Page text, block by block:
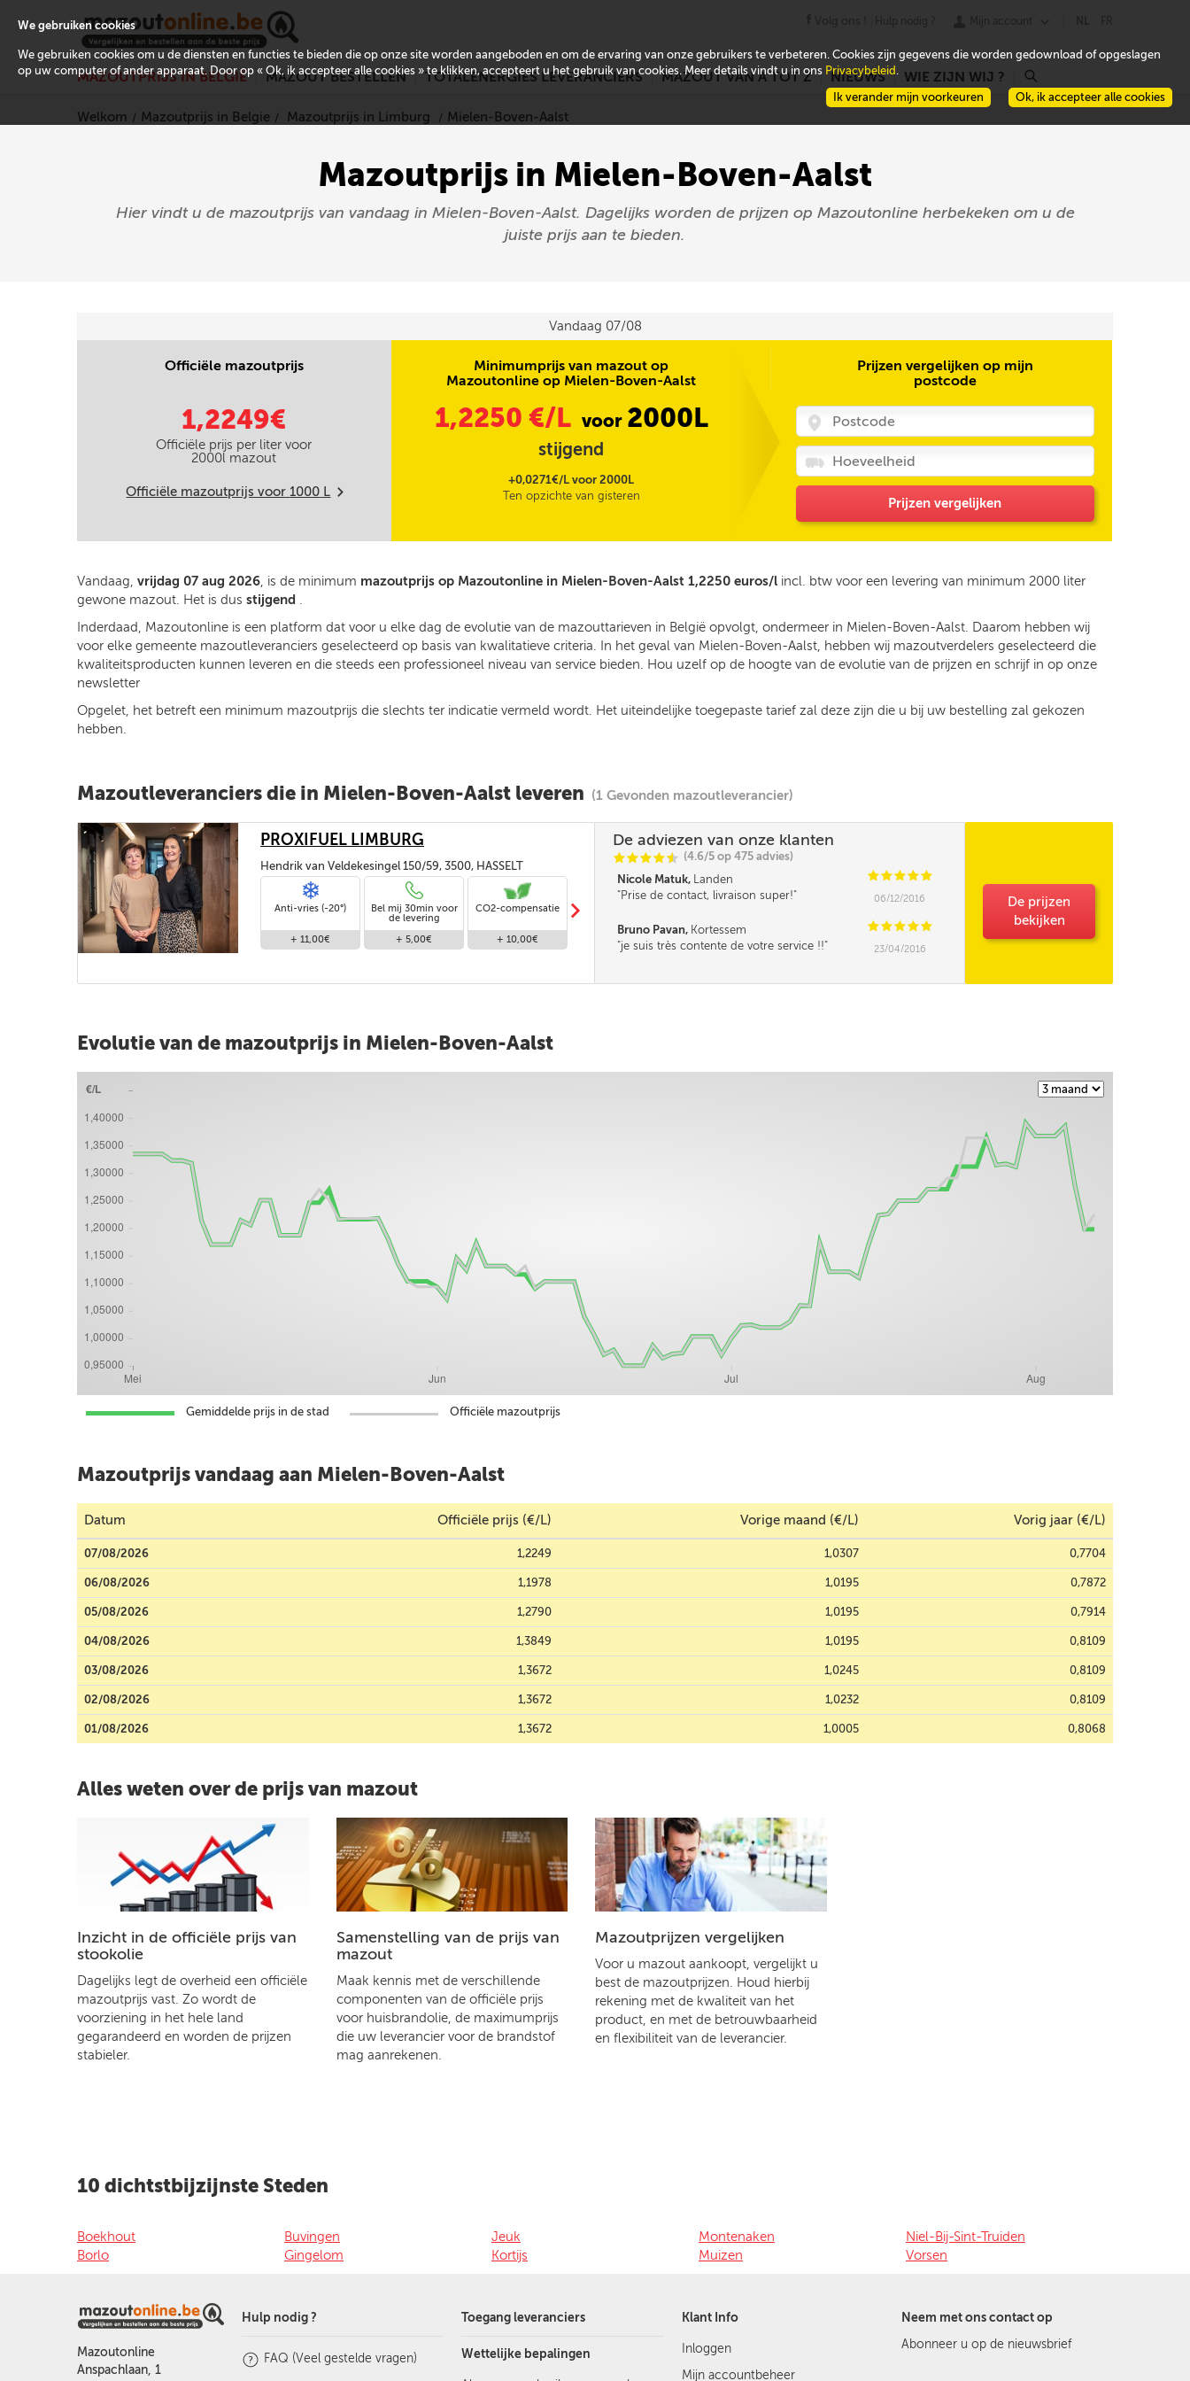
MAZOUTPRIJS IN BELGIË MAZOUT BESTELLEN TOTALENERGIES LEVERANCIERS MAZOUT VAN A TOT Z NIEUWS WIE ZIJN WIJ ? r
Welkom Mazoutprijs in Belgie Mazoutprijs in Limburg Mielen-Boven-Aalst
Mazoutprijs in Mielen-Boven-Aalst
Hier vindt u de mazoutprijs van vandaag in Mielen-Boven-Aalst. Dagelijks worden de prijzen op Mazoutonline herbekeken om u de
juiste prijs aan te bieden.
Vandaag 07/08
Officiële mazoutprijs
1,2249€
Officiële prijs per liter voor
2000l mazout
Officiële mazoutprijs voor1000 L m
Minimumprijs van mazout op
Mazoutonline op Mielen-Boven-Aalst
1,2250 €/L voor 2000L
stijgend
+0,0271€/L voor 2000L
Ten opzichte van gisteren
Prijzen vergelijken op mijn
postcode
Prijzen vergelijken
Vandaag, vrijdag 07 aug 2026, is de minimum mazoutprijs op Mazoutonline in Mielen-Boven-Aalst 1,2250 euros/l incl. btw voor een levering van minimum 2000 liter
gewone mazout. Het is dus stijgend .
Inderdaad, Mazoutonline is een platform dat voor u elke dag de evolutie van de mazouttarieven in België opvolgt, ondermeer in Mielen-Boven-Aalst. Daarom hebben wij
voor elke gemeente mazoutleveranciers geselecteerd op basis van kwalitatieve criteria. In het geval van Mielen-Boven-Aalst, hebben wij mazoutverdelers geselecteerd die
kwaliteitsproducten kunnen leveren en die steeds een professioneel niveau van service bieden. Hou uzelf op de hoogte van de evolutie van de prijzen en schrijf in op onze
newsletter
Opgelet, het betreft een minimum mazoutprijs die slechts ter indicatie vermeld wordt. Het uiteindelijke toegepaste tarief zal deze zijn die u bij uw bestelling zal gekozen
hebben.
Mazoutleveranciers die in Mielen-Boven-Aalst leveren (1 Gevonden mazoutleverancier)
PROXIFUEL LIMBURG
Hendrik van Veldekesingel 150/59, 3500, HASSELT
Anti-vries (-20°)
+ 11,00€
Bel mij 30min voor
de levering
+ 5,00€
CO2-compensatie
+ 10,00€
Standaard levering
Gratis
m
De adviezen van onze klanten
CCCCi
@ (4.6/5 op 475 advies)
Nicole Matuk, Landen CCCCC
Prise de contact, livraison super!
06/12/2016
Bruno Pavan, Kortessem CCCCC
je suis très contente de votre service !!
23/04/2016
De prijzen
bekijken
Evolutie van de mazoutprijs in Mielen-Boven-Aalst
Gemiddelde prijs in de stad Officiële mazoutprijs
Mazoutprijs vandaag aan Mielen-Boven-Aalst
Datum Officiële prijs (€/L) Vorige maand (€/L) Vorig jaar (€/L)
07/08/2026 1,2249 1,0307 0,7704
06/08/2026 1,1978 1,0195 0,7872
05/08/2026 1,2790 1,0195 0,7914
04/08/2026 1,3849 1,0195 0,8109
03/08/2026 1,3672 1,0245 0,8109
02/08/2026 1,3672 1,0232 0,8109
01/08/2026 1,3672 1,0005 0,8068
Alles weten over de prijs van mazout
Inzicht in de officiële prijs van
stookolie
Dagelijks legt de overheid een officiële
mazoutprijs vast. Zo wordt de
voorziening in het hele land
gegarandeerd en worden de prijzen
stabieler.
Samenstelling van de prijs van
mazout
Maak kennis met de verschillende
componenten van de officiële prijs
voor huisbrandolie, de maximumprijs
die uw leverancier voor de brandstof
mag aanrekenen.
Mazoutprijzen vergelijken
Voor u mazout aankoopt, vergelijkt u
best de mazoutprijzen. Houd hierbij
rekening met de kwaliteit van het
product, en met de betrouwbaarheid
en flexibiliteit van de leverancier.
10 dichtstbijzijnste Steden
Boekhout
Borlo
Buvingen
Gingelom
Jeuk
Kortijs
Montenaken
Muizen
Niel-Bij-Sint-Truiden
Vorsen
Mazoutonline
Anspachlaan, 1
Hulp nodig ?
FAQ (Veel gestelde vragen)
Toegang leveranciers
Wettelijke bepalingen
Klant Info
Inloggen
Mijn accountbeheer
Neem met ons contact op
Abonneer u op de nieuwsbrief
We gebruiken cookies
We gebruiken cookies om u de diensten en functies te bieden die op onze site worden aangeboden en om de ervaring van onze gebruikers te verbeteren. Cookies zijn gegevens die worden gedownload of opgeslagen
op uw computer of ander apparaat. Door op « Ok, ik accepteer alle cookies » te klikken, accepteert u het gebruik van cookies. Meer details vindt u in ons Privacybeleid .
Ok, ik accepteer alle cookies
Ik verander mijn voorkeuren